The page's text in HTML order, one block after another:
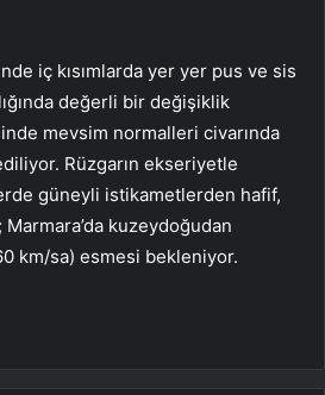
iç kısımlarda yer yer pus ve sis
değerli bir değişiklik
mevsim normalleri civarında
Rüzgarın ekseriyetle
güneyli istikametlerden hafif,
kuzeydoğudan
km/sa) esmesi bekleniyor.